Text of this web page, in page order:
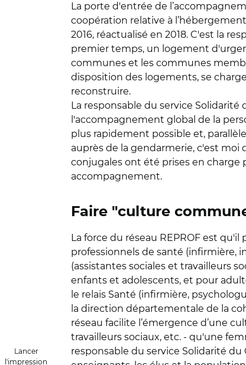
Lancer
l'impression
La porte d'entrée de
coopération relative à
2016, réactualisé en 2018. C'est la
premier temps, un logement
communes et les communes
disposition des logements, se
reconstruire.
La responsable du service
l'accompagnement global de la
plus rapidement possible et,
auprès de la gendarmerie, c'est moi
conjugales ont été prises en charge
accompagnement.
Faire "culture
La force du réseau REPROF est
professionnels de santé (infirmière,
(assistantes sociales et travailleurs
enfants et adolescents, et pour
le relais Santé (infirmière,
la direction départementale de la
réseau facilite l’émergence d’une
travailleurs sociaux, etc. - qu'une
responsable du service Solidarité